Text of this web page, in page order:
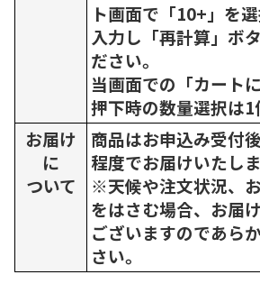
ト画面で「10+」を
入力し「再計算」ボ
ださい。
当画面での「カート
押下時の数量選択は1
お届け
に
ついて
商品はお申込み受付
程度でお届けいたしま
※天候や注文状況、
をはさむ場合、お届
ございますのであら
さい。